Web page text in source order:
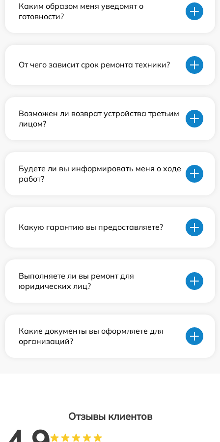
Каким образом меня уведомят о
готовности?
От чего зависит срок ремонта техники?
Возможен ли возврат устройства третьим
лицом?
Будете ли вы информировать меня о ходе
работ?
Какую гарантию вы предоставляете?
Выполняете ли вы ремонт для
юридических лиц?
Какие документы вы оформляете для
организаций?
Отзывы клиентов